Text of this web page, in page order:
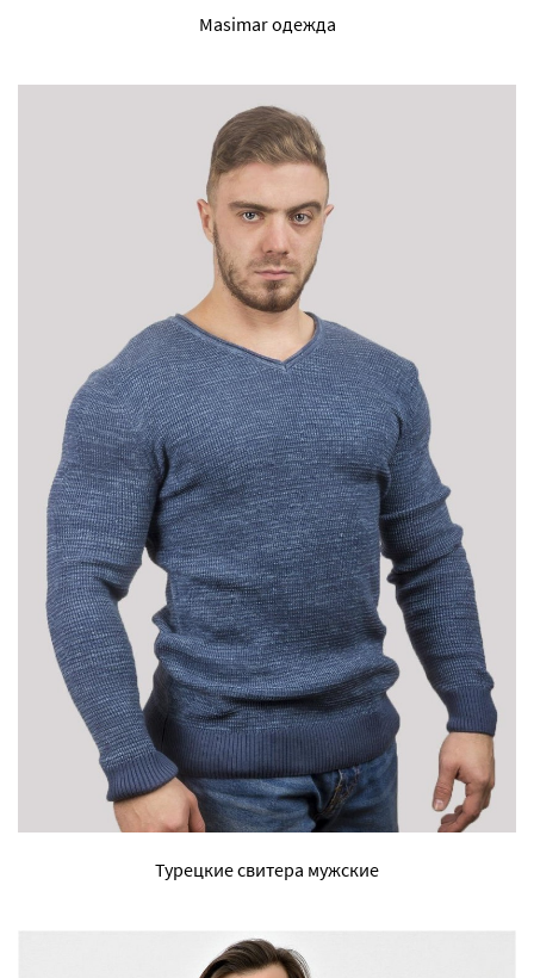
Masimar одежда
Турецкие свитера мужские